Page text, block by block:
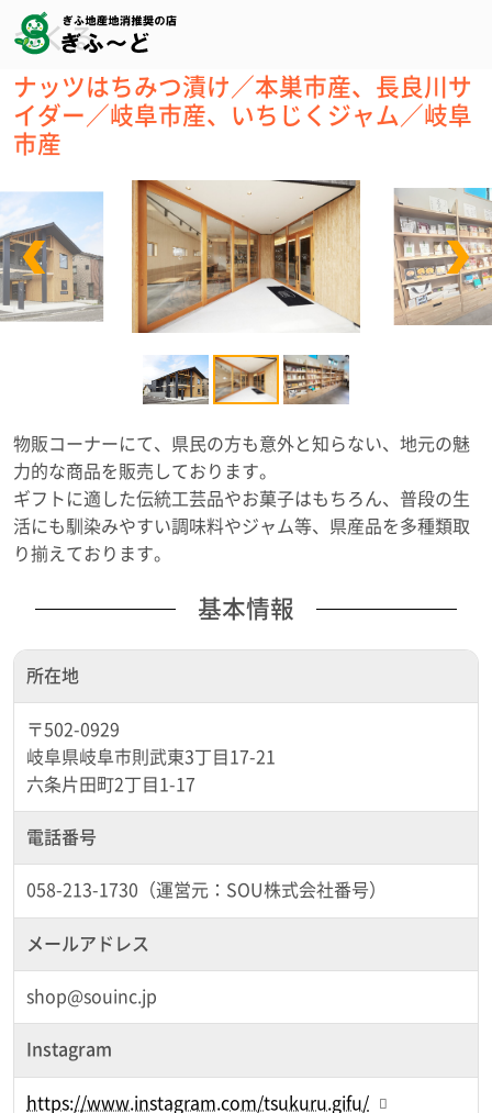
つくる
ナッツはちみつ漬け／本巣市産、長良川サ
イダー／岐阜市産、いちじくジャム／岐阜
市産
物販コーナーにて、県民の方も意外と知らない、地元の魅
力的な商品を販売しております。
ギフトに適した伝統工芸品やお菓子はもちろん、普段の生
活にも馴染みやすい調味料やジャム等、県産品を多種類取
り揃えております。
基本情報
所在地
〒502-0929
岐阜県岐阜市則武東3丁目17-21
六条片田町2丁目1-17
電話番号
058-213-1730（運営元：SOU株式会社番号）
メールアドレス
shop@souinc.jp
Instagram
https://www.instagram.com/tsukuru.gifu/